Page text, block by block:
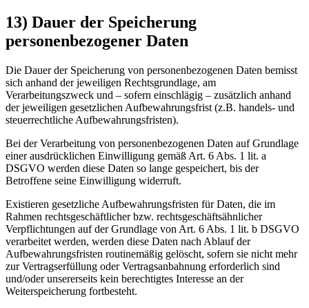
13) Dauer der Speicherung
personenbezogener Daten
Die Dauer der Speicherung von personenbezogenen Daten bemisst
sich anhand der jeweiligen Rechtsgrundlage, am
Verarbeitungszweck und – sofern einschlägig – zusätzlich anhand
der jeweiligen gesetzlichen Aufbewahrungsfrist (z.B. handels- und
steuerrechtliche Aufbewahrungsfristen).
Bei der Verarbeitung von personenbezogenen Daten auf Grundlage
einer ausdrücklichen Einwilligung gemäß Art. 6 Abs. 1 lit. a
DSGVO werden diese Daten so lange gespeichert, bis der
Betroffene seine Einwilligung widerruft.
Existieren gesetzliche Aufbewahrungsfristen für Daten, die im
Rahmen rechtsgeschäftlicher bzw. rechtsgeschäftsähnlicher
Verpflichtungen auf der Grundlage von Art. 6 Abs. 1 lit. b DSGVO
verarbeitet werden, werden diese Daten nach Ablauf der
Aufbewahrungsfristen routinemäßig gelöscht, sofern sie nicht mehr
zur Vertragserfüllung oder Vertragsanbahnung erforderlich sind
und/oder unsererseits kein berechtigtes Interesse an der
Weiterspeicherung fortbesteht.